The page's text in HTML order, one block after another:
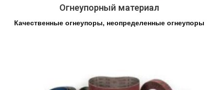
Огнеупорный материал
Качественные огнеупоры, неопределенные огнеупоры